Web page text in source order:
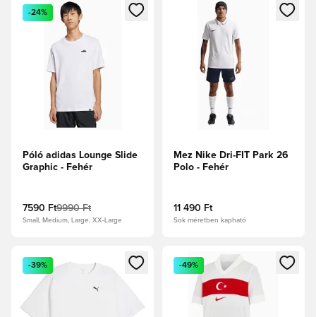
Megnyit egy modált a bejelentkezéshez vagy a tagként
-24%
Póló adidas Lounge Slide
Graphic - Fehér
7590 Ft9990 Ft
Small, Medium, Large, XX-Large
Megnyit egy modált a
Mez Nike Dri-FIT Park 26
Polo - Fehér
11 490 Ft
Sok méretben kapható
Megnyit egy modált a bejelentkezéshez vagy a tagként
-39%
Megnyit egy modált a
-49%